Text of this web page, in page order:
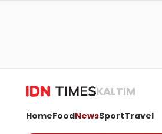
KALTIM
HomeFoodNewsSportTravel